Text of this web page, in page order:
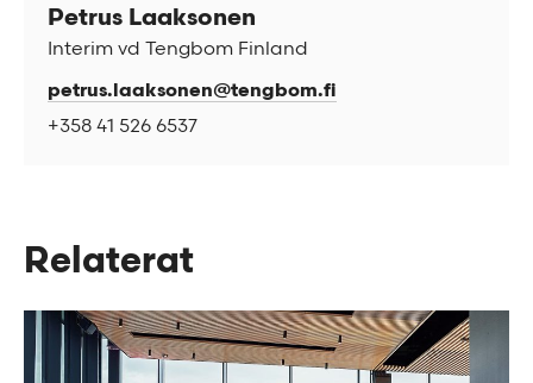
Petrus Laaksonen
Interim vd Tengbom Finland
petrus.laaksonen@tengbom.fi
+358 41 526 6537
Relaterat